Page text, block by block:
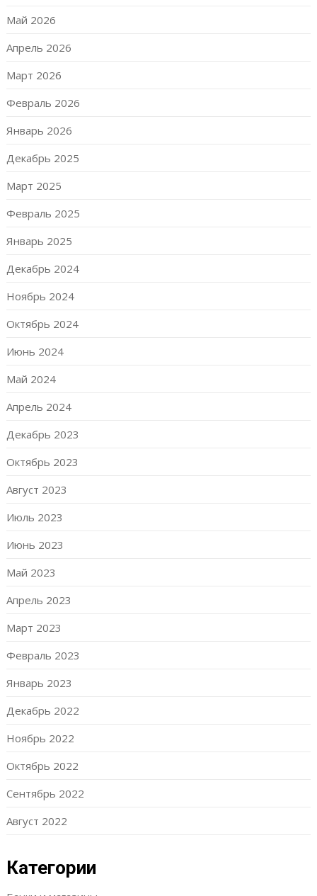
Май 2026
Апрель 2026
Март 2026
Февраль 2026
Январь 2026
Декабрь 2025
Март 2025
Февраль 2025
Январь 2025
Декабрь 2024
Ноябрь 2024
Октябрь 2024
Июнь 2024
Май 2024
Апрель 2024
Декабрь 2023
Октябрь 2023
Август 2023
Июль 2023
Июнь 2023
Май 2023
Апрель 2023
Март 2023
Февраль 2023
Январь 2023
Декабрь 2022
Ноябрь 2022
Октябрь 2022
Сентябрь 2022
Август 2022
Категории